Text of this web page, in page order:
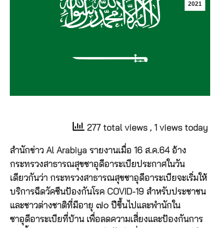
2021
277 total views , 1 views today
สำนักข่าว Al Arabiya รายงานเมื่อ 16 ส.ค.64 อ้าง
กระทรวงสาธารณสุขซาอุดีอาระเบียประกาศในวัน
เดียวกันว่า กระทรวงสาธารณสุขซาอุดีอาระเบียจะเริ่มให้
บริการฉีดวัคซีนป้องกันโรค COVID-19 สำหรับประชาชน
และชาวต่างชาติที่มีอายุ ๗๐ ปีขึ้นไปและพำนักใน
ซาอุดีอาระเบียที่บ้าน เพื่อลดความเสี่ยงและป้องกันการ